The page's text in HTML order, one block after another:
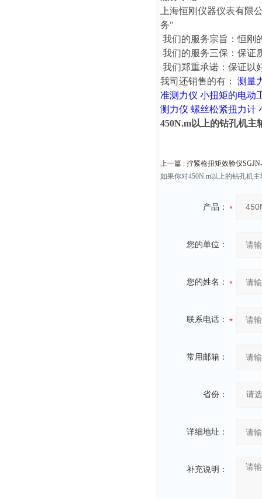
上海恒刚仪器仪表有限
务"
我们的服务宗旨：恒刚
我们的服务三保：保证
我们郑重承诺：保证以
我司还销售的有： 测量
准测力仪 小扭矩的电动
测力仪 螺丝松紧扭力计
450N.m以上的钻孔机主
上一篇 : 拧紧枪扭矩效验仪
如果你对450N.m以上的钻孔机
产品：
您的单位：
您的姓名：
联系电话：
常用邮箱：
省份：
详细地址：
补充说明：